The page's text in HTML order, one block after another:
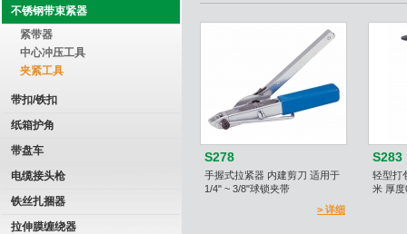
不锈钢带束紧器
紧带器
中心冲压工具
夹紧工具
带扣/铁扣
纸箱护角
带盘车
电缆接头枪
铁丝扎捆器
拉伸膜缠绕器
S278
手握式拉紧器 内建剪刀 适用于
1/4" ~ 3/8"球锁夹带
> 详细
S283
轻型打
米 厚